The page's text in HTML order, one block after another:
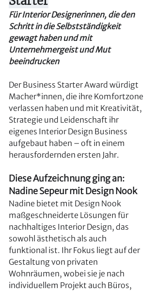
Für Interior Designerinnen, die den
Schritt in die Selbstständigkeit
gewagt haben und mit
Unternehmergeist und Mut
beeindrucken
Der Business Starter Award würdigt
Macher*innen, die ihre Komfortzone
verlassen haben und mit Kreativität,
Strategie und Leidenschaft ihr
eigenes Interior Design Business
aufgebaut haben – oft in einem
herausfordernden ersten Jahr.
Diese Aufzeichnung ging an:
Nadine Sepeur mit Design Nook
Nadine bietet mit Design Nook
maßgeschneiderte Lösungen für
nachhaltiges Interior Design, das
sowohl ästhetisch als auch
funktional ist. Ihr Fokus liegt auf der
Gestaltung von privaten
Wohnräumen, wobei sie je nach
individuellem Projekt auch Büros,